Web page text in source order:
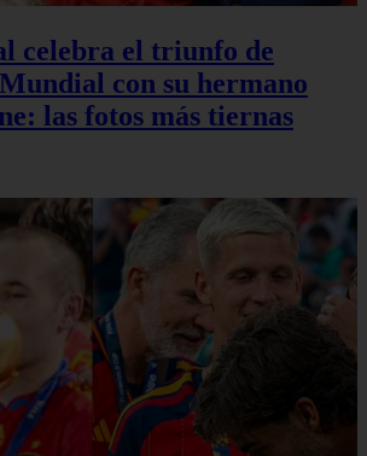
celebra el triunfo de
con su hermano
las fotos más tiernas